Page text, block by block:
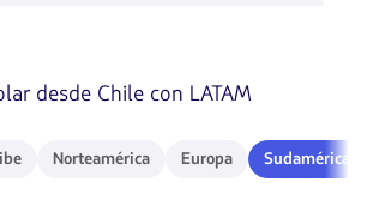
desde Chile con LATAM
Norteamérica
Norteamérica Europa
Europa Sudamérica
Sudamérica